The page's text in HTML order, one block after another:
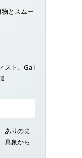
とスムー
スト、Gall
ありのま
具象から